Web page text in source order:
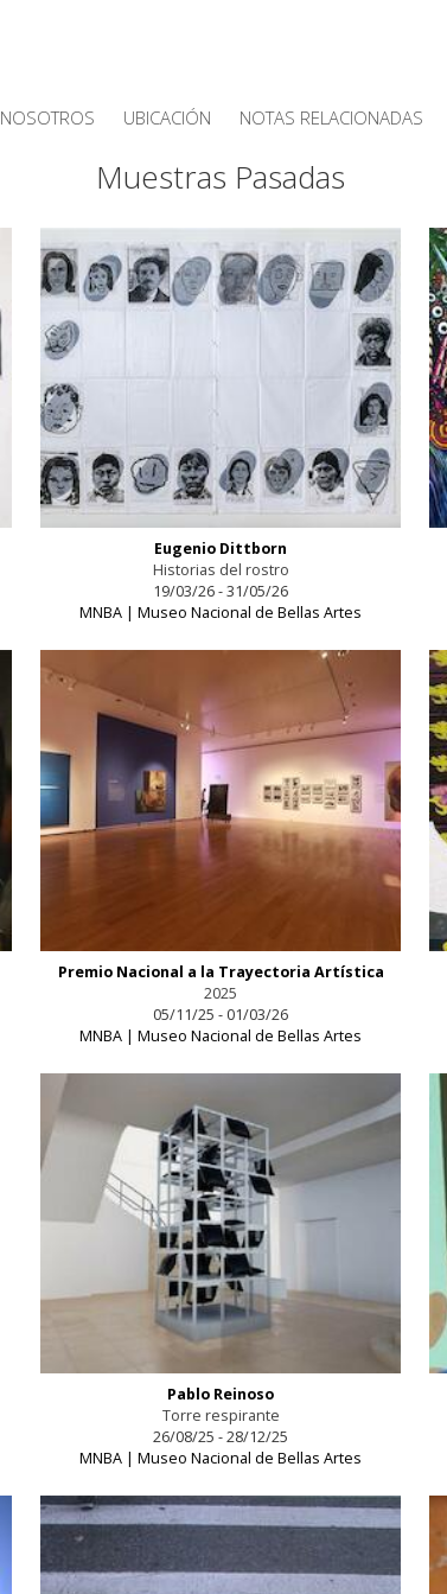
NOSOTROS UBICACIÓN NOTAS RELACIONADAS
Muestras Pasadas
Eugenio Dittborn
Historias del rostro
19/03/26 - 31/05/26
MNBA | Museo Nacional de Bellas Artes
Premio Nacional a la Trayectoria Artística
2025
05/11/25 - 01/03/26
MNBA | Museo Nacional de Bellas Artes
Pablo Reinoso
Torre respirante
26/08/25 - 28/12/25
MNBA | Museo Nacional de Bellas Artes